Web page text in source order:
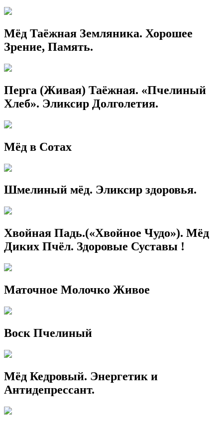
Мёд Таёжная Земляника. Хорошее
Зрение, Память.
Перга (Живая) Таёжная. «Пчелиный
Хлеб». Эликсир Долголетия.
Мёд в Сотах
Шмелиный мёд. Эликсир здоровья.
Хвойная Падь.(«Хвойное Чудо»). Мёд
Диких Пчёл. Здоровые Суставы !
Маточное Молочко Живое
Воск Пчелиный
Мёд Кедровый. Энергетик и
Антидепрессант.